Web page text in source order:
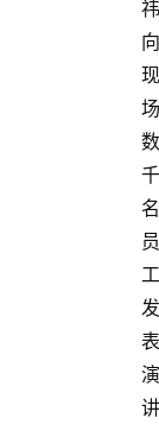
祎
向
现
场
数
千
名
员
工
发
表
演
讲